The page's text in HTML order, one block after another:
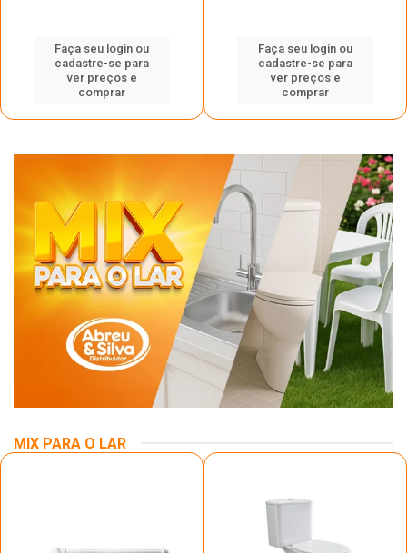
Faça seu login ou
cadastre-se para
ver preços e
comprar
Faça seu login ou
cadastre-se para
ver preços e
comprar
MIX PARA O LAR